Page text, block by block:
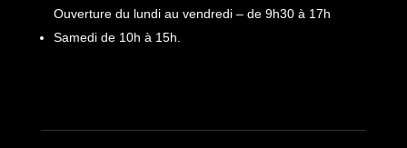
Ouverture du lundi au vendredi – de 9h30 à 17h
Samedi de 10h à 15h.